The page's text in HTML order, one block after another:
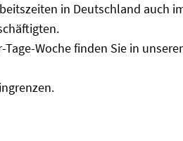
in Deutschland auch
Woche finden Sie in